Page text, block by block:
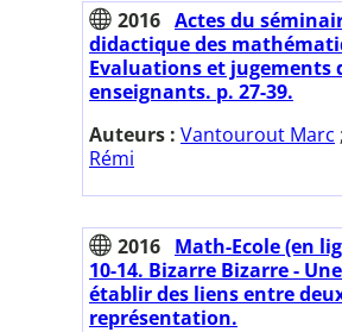
2016 Actes du
didactique des
Evaluations et jugements
enseignants. p. 27-39.
Auteurs : Vantourout Marc ;
Rémi
2016 Math-Ecole (en
10-14. Bizarre Bizarre -
établir des liens entre
représentation.